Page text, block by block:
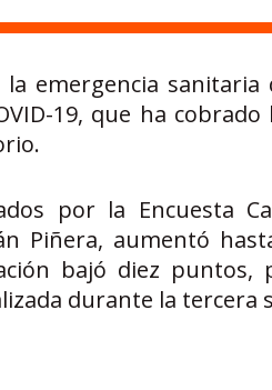
emergencia
19, que ha
por la Encuesta
Piñera, aumentó
bajó diez puntos,
durante la tercera